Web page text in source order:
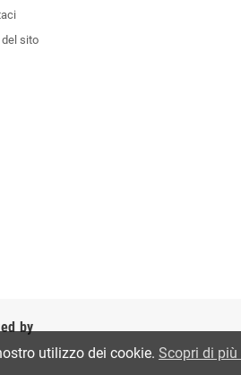
del sito
by
utilizzo dei cookie. Scopri di più